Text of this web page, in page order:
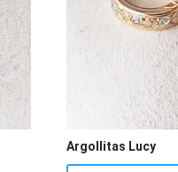
Argollitas Lucy